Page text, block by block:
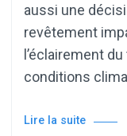
aussi une
revêtement
l’éclairement
conditions
Lire la suite